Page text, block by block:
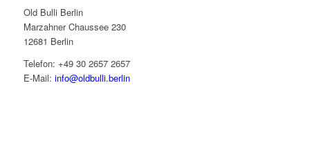
Old Bulli Berlin
Marzahner Chaussee 230
12681 Berlin
Telefon: +49 30 2657 2657
E-Mail: info@oldbulli.berlin